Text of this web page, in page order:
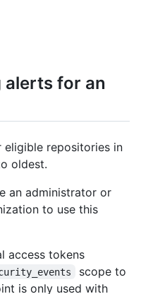
alerts for an
eligible repositories in
oldest.
an administrator or
to use this
access tokens
scope to
is only used with